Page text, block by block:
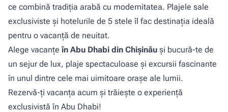
ce combină tradiția arabă cu modernitatea. Plajele sale
exclusiviste și hotelurile de 5 stele îl fac destinația ideală
pentru o vacanță de neuitat.
Alege vacanțeîn Abu Dhabi din Chișinău și bucură-te de
un sejur de lux, plaje spectaculoase și excursii fascinante
în unul dintre cele mai uimitoare orașe ale lumii.
Rezervă-ți vacanța acum și trăiește o experiență
exclusivistă în Abu Dhabi!